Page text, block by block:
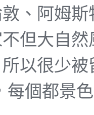
、阿姆
但大自
以很少
每個都景